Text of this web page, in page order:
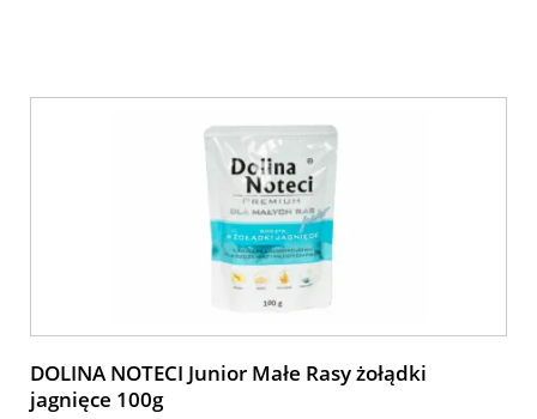
DOLINA NOTECI Junior Małe Rasy żołądki
jagnięce 100g